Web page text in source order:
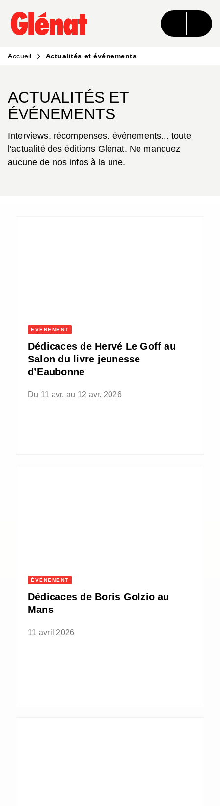
MENU RECHERCHE CONTENU
PIED DE PAGE
Accueil Actualités et événements
ACTUALITÉS ET
ÉVÉNEMENTS
Interviews, récompenses, événements... toute
l'actualité des éditions Glénat. Ne manquez
aucune de nos infos à la une.
ÉVÈNEMENT
Dédicaces de Hervé Le Goff au
Salon du livre jeunesse
d’Eaubonne
Du 11 avr. au 12 avr. 2026
ÉVÈNEMENT
Dédicaces de Boris Golzio au
Mans
11 avril 2026